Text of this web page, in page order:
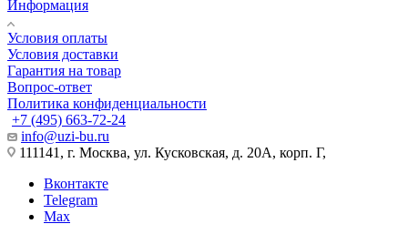
Информация
Условия оплаты
Условия доставки
Гарантия на товар
Вопрос-ответ
Политика конфиденциальности
+7 (495) 663-72-24
info@uzi-bu.ru
111141, г. Москва, ул. Кусковская, д. 20А, корп. Г,
Вконтакте
Telegram
Max